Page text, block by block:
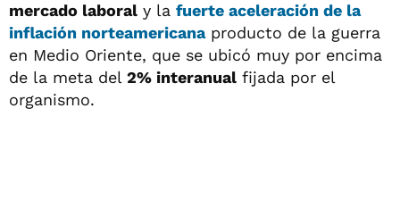
mercado laboral y la fuerte aceleración de la
inflación norteamericanaproducto de la guerra
en Medio Oriente, que se ubicó muy por encima
de la meta del 2% interanual fijada por el
organismo.